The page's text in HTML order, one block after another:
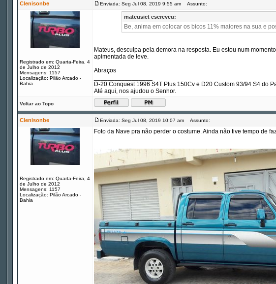
Clenisonbe Enviada: Seg Jul 08, 2019 9:55 am Assunto:
Registrado em: Quarta-Feira, 4
de Julho de 2012
Mensagens: 1157
Localização: Pilão Arcado -
Bahia
mateusict escreveu:
Be, anima em colocar os bicos 11% maiores na sua e
Mateus, desculpa pela demora na resposta. Eu estou num
apimentada de leve.
Abraços
D-20 Conquest 1996 S4T Plus 150Cv e D20 Custom 93/94 S4 do
Até aqui, nos ajudou o Senhor.
Voltar ao Topo
Clenisonbe Enviada: Seg Jul 08, 2019 10:07 am Assunto:
Registrado em: Quarta-Feira, 4
de Julho de 2012
Mensagens: 1157
Localização: Pilão Arcado -
Bahia
Foto da Nave pra não perder o costume. Ainda não tive tempo de